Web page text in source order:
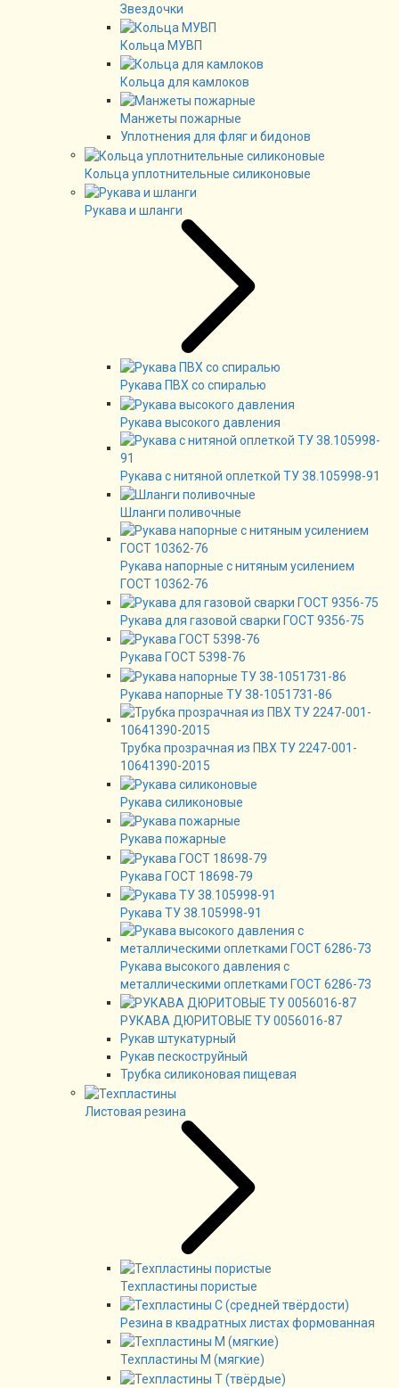
Звездочки
Кольца МУВП
Кольца для камлоков
Манжеты пожарные
Уплотнения для фляг и бидонов
Кольца уплотнительные силиконовые
Рукава и шланги
Рукава ПВХ со спиралью
Рукава высокого давления
Рукава с нитяной оплеткой ТУ 38.105998-91
Шланги поливочные
Рукава напорные с нитяным усилением
ГОСТ 10362-76
Рукава для газовой сварки ГОСТ 9356-75
Рукава ГОСТ 5398-76
Рукава напорные ТУ 38-1051731-86
Трубка прозрачная из ПВХ ТУ 2247-001-
10641390-2015
Рукава силиконовые
Рукава пожарные
Рукава ГОСТ 18698-79
Рукава ТУ 38.105998-91
Рукава высокого давления с
металлическими оплетками ГОСТ 6286-73
РУКАВА ДЮРИТОВЫЕ ТУ 0056016-87
Рукав штукатурный
Рукав пескоструйный
Трубка силиконовая пищевая
Листовая резина
Техпластины пористые
Резина в квадратных листах формованная
Техпластины М (мягкие)